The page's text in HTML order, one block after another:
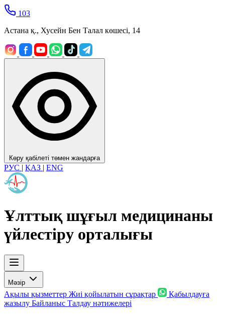
103
Астана қ., Хусейн Бен Талал көшесі, 14
Көру қабілеті төмен жандарға
РУС | ҚАЗ | ENG
Ұлттық шұғыл медицинаны
үйлестіру орталығы
Мәзір
Ақылы қызметтер Жиі қойылатын сұрақтар
Қабылдауға
жазылу Байланыс Талдау нәтижелері